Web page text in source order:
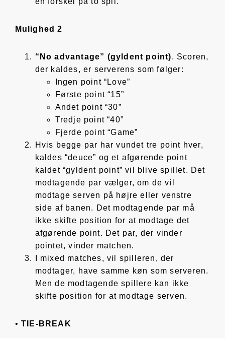
Mulighed 2
“No advantage” (gyldent point). Scoren,
der kaldes, er serverens som følger:
Ingen point “Love”
Første point “15”
Andet point “30”
Tredje point “40”
Fjerde point “Game”
Hvis begge par har vundet tre point hver,
kaldes “deuce” og et afgørende point
kaldet “gyldent point” vil blive spillet. Det
modtagende par vælger, om de vil
modtage serven på højre eller venstre
side af banen. Det modtagende par må
ikke skifte position for at modtage det
afgørende point. Det par, der vinder
pointet, vinder matchen.
I mixed matches, vil spilleren, der
modtager, have samme køn som serveren.
Men de modtagende spillere kan ikke
skifte position for at modtage serven.
• TIE-BREAK